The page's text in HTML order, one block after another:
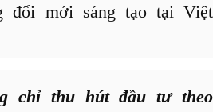
đổi mới sáng tạo tại Việt
chỉ thu hút đầu tư theo